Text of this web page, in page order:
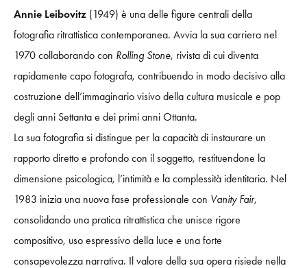
Annie Leibovitz (1949) è una delle figure centrali della
fotografia ritrattistica contemporanea. Avvia la sua carriera nel
1970 collaborando con Rolling Stone, rivista di cui diventa
rapidamente capo fotografa, contribuendo in modo decisivo alla
costruzione dell’immaginario visivo della cultura musicale e pop
degli anni Settanta e dei primi anni Ottanta.
La sua fotografia si distingue per la capacità di instaurare un
rapporto diretto e profondo con il soggetto, restituendone la
dimensione psicologica, l’intimità e la complessità identitaria. Nel
1983 inizia una nuova fase professionale con Vanity Fair,
consolidando una pratica ritrattistica che unisce rigore
compositivo, uso espressivo della luce e una forte
consapevolezza narrativa. Il valore della sua opera risiede nella